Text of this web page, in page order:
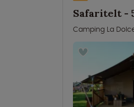
Safaritelt -
Camping La